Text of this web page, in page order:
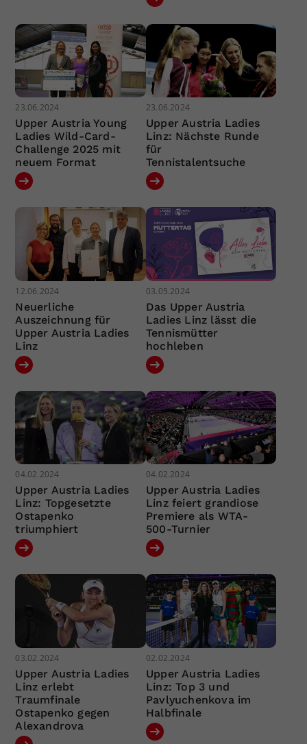
23.06.2024
Upper Austria Young
Ladies Wild-Card-
Challenge 2025 mit
neuem Format
23.06.2024
Upper Austria Ladies
Linz: Nächste Runde
für
Tennistalentsuche
12.06.2024
Neuerliche
Auszeichnung für
Upper Austria Ladies
Linz
03.05.2024
Das Upper Austria
Ladies Linz lässt die
Tennismütter
hochleben
04.02.2024
Upper Austria Ladies
Linz: Topgesetzte
Ostapenko
triumphiert
04.02.2024
Upper Austria Ladies
Linz feiert grandiose
Premiere als WTA-
500-Turnier
03.02.2024
Upper Austria Ladies
Linz erlebt
Traumfinale
Ostapenko gegen
Alexandrova
02.02.2024
Upper Austria Ladies
Linz: Top 3 und
Pavlyuchenkova im
Halbfinale